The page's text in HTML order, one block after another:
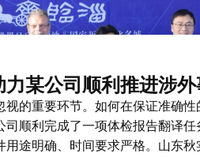
某公司顺利推进涉
的重要环节。如何在保证准确
顺利完成了一项体检报告翻译任
途明确、时间要求严格。山东